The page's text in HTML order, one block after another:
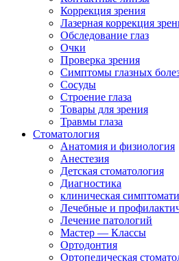
Коррекция зрения
Лазерная коррекция
Обследование глаз
Очки
Проверка зрения
Симптомы глазных
Сосуды
Строение глаза
Товары для зрения
Травмы глаза
Стоматология
Анатомия и физиология
Анестезия
Детская стоматология
Диагностика
клиническая
Лечебные и
Лечение патологий
Мастер — Классы
Ортодонтия
Ортопедическая